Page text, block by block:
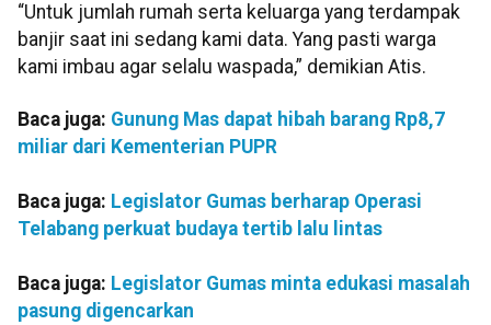
“Untuk jumlah rumah serta keluarga yang terdampak
banjir saat ini sedang kami data. Yang pasti warga
kami imbau agar selalu waspada,” demikian Atis.
Baca juga: Gunung Mas dapat hibah barang Rp8,7
miliar dari Kementerian PUPR
Baca juga: Legislator Gumas berharap Operasi
Telabang perkuat budaya tertib lalu lintas
Baca juga: Legislator Gumas minta edukasi masalah
pasung digencarkan